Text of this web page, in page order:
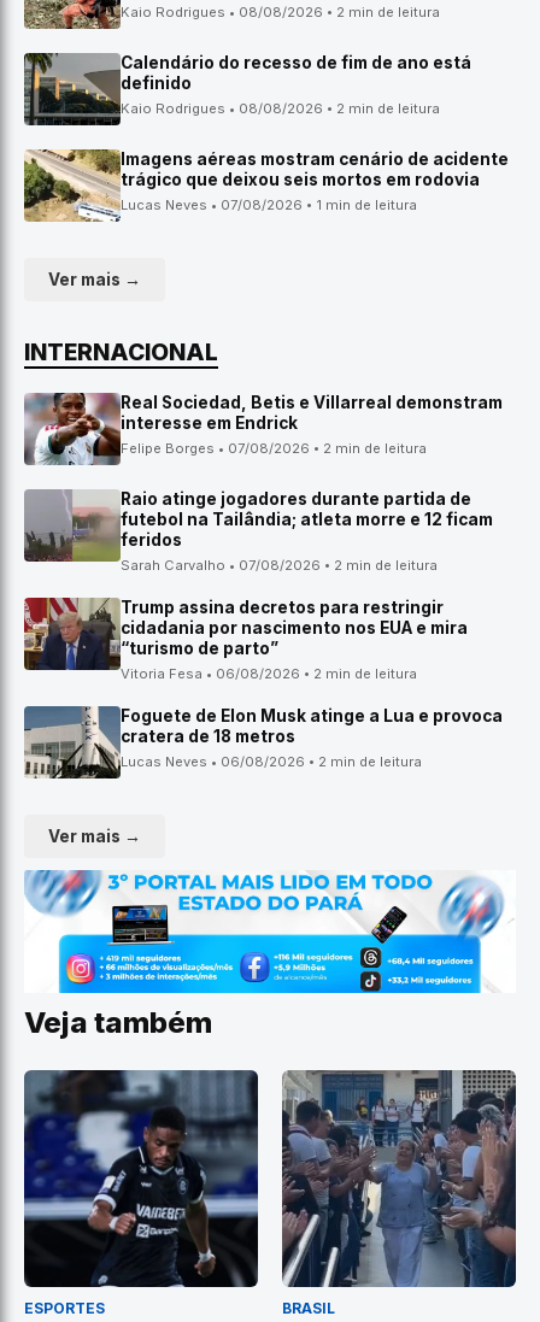
Kaio Rodrigues • 08/08/2026 • 2 min de leitura
Calendário do recesso de fim de ano está
definido
Kaio Rodrigues • 08/08/2026 • 2 min de leitura
Imagens aéreas mostram cenário de acidente
trágico que deixou seis mortos em rodovia
Lucas Neves • 07/08/2026 • 1 min de leitura
Ver mais →
INTERNACIONAL
Real Sociedad, Betis e Villarreal demonstram
interesse em Endrick
Felipe Borges • 07/08/2026 • 2 min de leitura
Raio atinge jogadores durante partida de
futebol na Tailândia; atleta morre e 12 ficam
feridos
Sarah Carvalho • 07/08/2026 • 2 min de leitura
Trump assina decretos para restringir
cidadania por nascimento nos EUA e mira
“turismo de parto”
Vitoria Fesa • 06/08/2026 • 2 min de leitura
Foguete de Elon Musk atinge a Lua e provoca
cratera de 18 metros
Lucas Neves • 06/08/2026 • 2 min de leitura
Ver mais →
Veja também
ESPORTES BRASIL